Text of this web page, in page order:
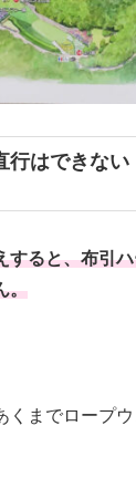
行はできな
すると、布引
。
くまでロープ